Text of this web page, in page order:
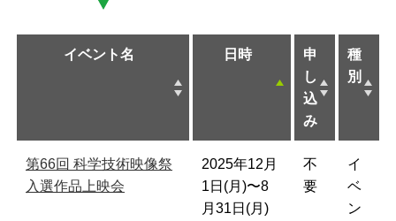
イベント名 日時
申
し
込
み
種
別
第66回 科学技術映像祭
入選作品上映会
2025年12月
1日(月)〜8
月31日(月)
不
要
イ
ベ
ン